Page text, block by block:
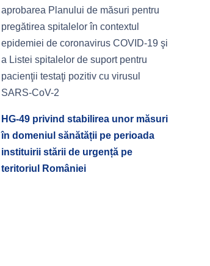
aprobarea Planului de măsuri pentru
pregătirea spitalelor în contextul
epidemiei de coronavirus COVID-19 şi
a Listei spitalelor de suport pentru
pacienţii testaţi pozitiv cu virusul
SARS-CoV-2
HG-49 privind stabilirea unor măsuri
în domeniul sănătății pe perioada
instituirii stării de urgență pe
teritoriul României